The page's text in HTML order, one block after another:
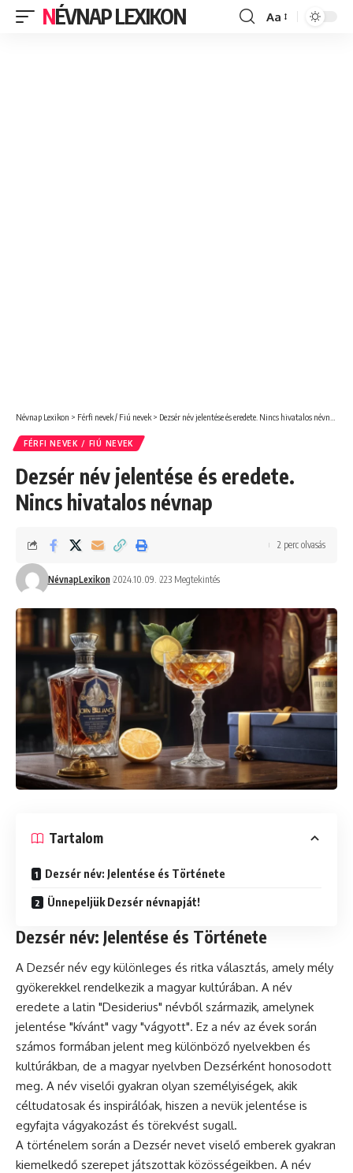
NÉVNAP LEXIKON
Font
Aa
Névnap Lexikon > Férfi nevek / Fiú nevek > Dezsér név jelentése és eredete. Nincs hivatalos névnap
FÉRFI NEVEK / FIÚ NEVEK
Dezsér név jelentése és eredete.
Nincs hivatalos névnap
NévnapLexikon 2024.10.09. 223 Megtekintés
2 perc olvasás
Tartalom
Dezsér név: Jelentése és Története
Ünnepeljük Dezsér névnapját!
Dezsér név: Jelentése és Története
A Dezsér név egy különleges és ritka választás, amely mély
gyökerekkel rendelkezik a magyar kultúrában. A név
eredete a latin "Desiderius" névből származik, amelynek
jelentése "kívánt" vagy "vágyott". Ez a név az évek során
számos formában jelent meg különböző nyelvekben és
kultúrákban, de a magyar nyelvben Dezsérként honosodott
meg. A név viselői gyakran olyan személyiségek, akik
céltudatosak és inspirálóak, hiszen a nevük jelentése is
egyfajta vágyakozást és törekvést sugall.
A történelem során a Dezsér nevet viselő emberek gyakran
kiemelkedő szerepet játszottak közösségeikben. A név